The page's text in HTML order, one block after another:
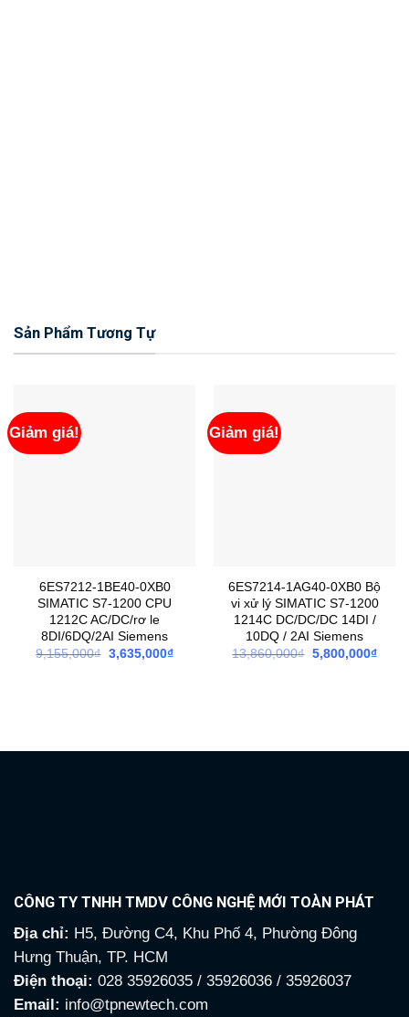
Sản Phẩm Tương Tự
Giảm giá!
6ES7212-1BE40-0XB0
SIMATIC S7-1200 CPU
1212C AC/DC/rơ le
8DI/6DQ/2AI Siemens
9,155,000₫ Giá
3,635,000₫Giá
Giảm giá!
6ES7214-1AG40-0XB0 Bộ
vi xử lý SIMATIC S7-1200
1214C DC/DC/DC 14DI /
10DQ / 2AI Siemens
13,860,000₫ Giá
5,800,000₫Giá
CÔNG TY TNHH TMDV CÔNG NGHỆ MỚI TOÀN PHÁT
Địa chỉ: H5, Đường C4, Khu Phố 4, Phường Đông
Hưng Thuận, TP. HCM
Điện thoại: 028 35926035 / 35926036 / 35926037
Email: info@tpnewtech.com